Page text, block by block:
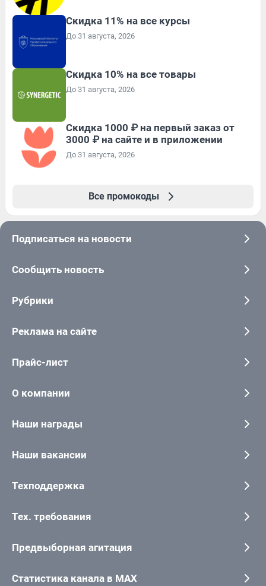
Скидка 11% на все курсы
До 31 августа, 2026
Скидка 10% на все товары
До 31 августа, 2026
Скидка 1000 ₽ на первый заказ от
3000 ₽ на сайте и в приложении
До 31 августа, 2026
Все промокоды
Подписаться на новости
Сообщить новость
Рубрики
Реклама на сайте
Прайс-лист
О компании
Наши награды
Наши вакансии
Техподдержка
Тех. требования
Предвыборная агитация
Статистика канала в MAX